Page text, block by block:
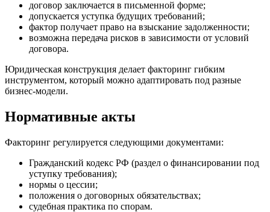
договор заключается в письменной форме;
допускается уступка будущих требований;
фактор получает право на взыскание задолженности;
возможна передача рисков в зависимости от условий
договора.
Юридическая конструкция делает факторинг гибким
инструментом, который можно адаптировать под разные
бизнес-модели.
Нормативные акты
Факторинг регулируется следующими документами:
Гражданский кодекс РФ (раздел о финансировании под
уступку требования);
нормы о цессии;
положения о договорных обязательствах;
судебная практика по спорам.